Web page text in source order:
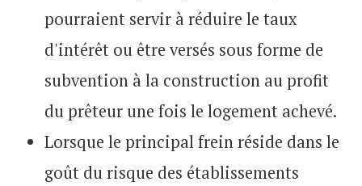
pourraient servir à réduire le taux
d'intérêt ou être versés sous forme de
subvention à la construction au profit
du prêteur une fois le logement achevé.
Lorsque le principal frein réside dans le
goût du risque des établissements